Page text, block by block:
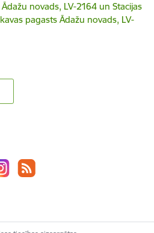
novads, LV-2164 un Stacijas
pagasts Ādažu novads, LV-